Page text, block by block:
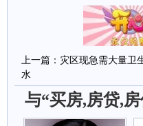
上一篇： 灾区现急需大量卫
水
与“买房,房贷,